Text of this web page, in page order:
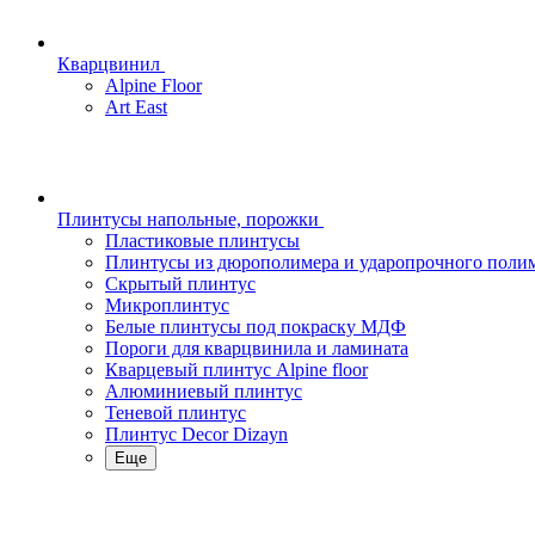
Кварцвинил
Alpine Floor
Art East
Плинтусы напольные, порожки
Пластиковые плинтусы
Плинтусы из дюрополимера и ударопрочного
Скрытый плинтус
Микроплинтус
Белые плинтусы под покраску МДФ
Пороги для кварцвинила и ламината
Кварцевый плинтус Alpine floor
Алюминиевый плинтус
Теневой плинтус
Плинтус Decor Dizayn
Еще